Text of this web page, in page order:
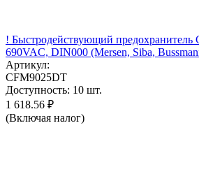
! Быстродействующий предохранитель
690VAC, DIN000 (Mersen, Siba,
Артикул:
CFM9025DT
Доступность: 10 шт.
1 618.56 ₽
(Включая налог)